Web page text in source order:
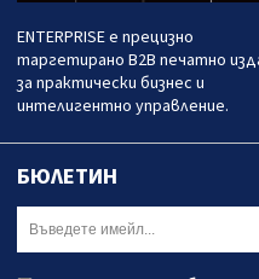
ENTERPRISE е прецизно
таргетирано B2B печатно
за практически бизнес и
интелигентно управление.
БЮЛЕТИН